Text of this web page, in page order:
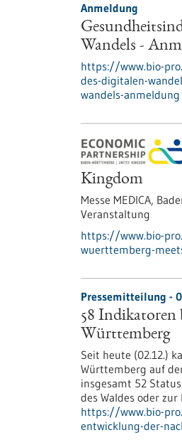
Anmeldung
Wandels -
https://www.bio-
des-digitalen-
wandels-anmeldung
Kingdom
Messe MEDICA,
Veranstaltung
https://www.bio-
wuerttemberg-
Pressemitteilung -
58 Indikatoren
Württemberg
Seit heute (02.12.)
Württemberg auf
insgesamt 52
des Waldes oder
https://www.bio-
entwicklung-der-